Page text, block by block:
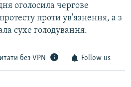
оголосила чергове
проти ув'язнення, а з
сухе голодування.
без VPN Follow us